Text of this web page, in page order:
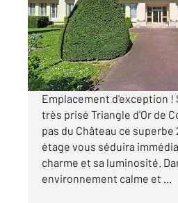
Appartement F2 à
800 €
par mois charges comprises
Emplacement d'exception
très prisé Triangle d'Or de
pas du Château ce
étage vous séduira
charme et sa luminosité.
environnement calme et ...